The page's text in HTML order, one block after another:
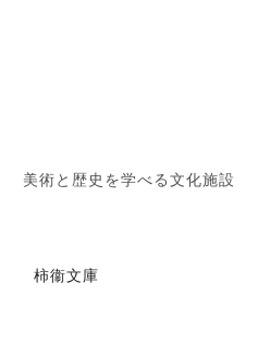
美術と歴史を学べる文化施設
柿衞文庫